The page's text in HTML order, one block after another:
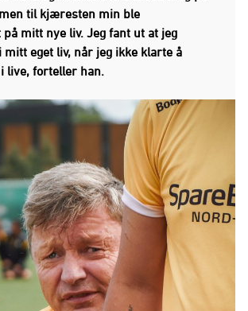
til kjæresten min ble
mitt nye liv. Jeg fant ut at jeg
mitt eget liv, når jeg ikke klarte å
live, forteller han.